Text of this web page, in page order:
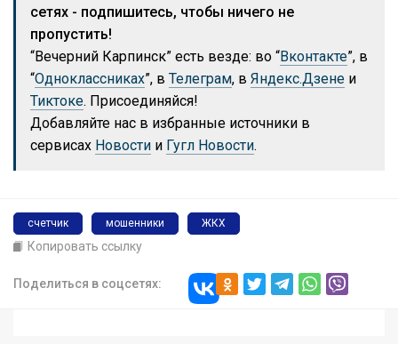
сетях - подпишитесь, чтобы ничего не
пропустить!
“Вечерний Карпинск” есть везде: во “Вконтакте”, в
“Одноклассниках”, в Телеграм, в Яндекс.Дзене и
Тиктоке. Присоединяйся!
Добавляйте нас в избранные источники в
сервисах Новости и Гугл Новости.
счетчик мошенники ЖКХ
Копировать ссылку
Поделиться в соцсетях: